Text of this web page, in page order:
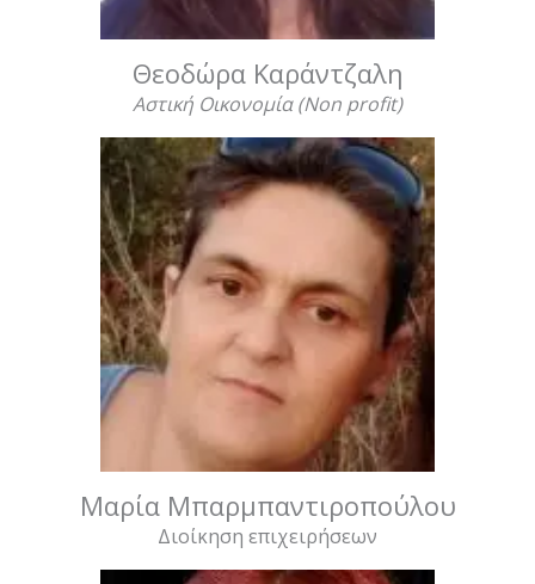
Θεοδώρα Καράντζαλη
Αστική Οικονομία (Non profit)
Μαρία Μπαρμπαντιροπούλου
Διοίκηση επιχειρήσεων